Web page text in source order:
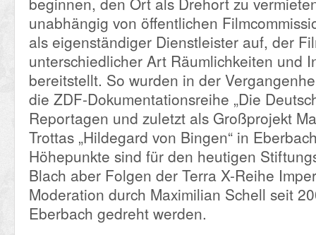
unabhängig von öffentlichen
als eigenständiger Dienstleister auf, der
unterschiedlicher Art Räumlichkeiten und
bereitstellt. So wurden in der
die ZDF-Dokumentationsreihe „Die
Reportagen und zuletzt als Großprojekt
Trottas „Hildegard von Bingen“ in
Höhepunkte sind für den heutigen
Blach aber Folgen der Terra X-Reihe
Moderation durch Maximilian Schell seit
Eberbach gedreht werden.